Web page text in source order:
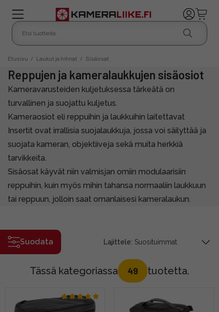
Etusivu / Laukut ja hihnat / Sisäosat
Reppujen ja kameralaukkujen sisäosiot
Kameravarusteiden kuljetuksessa tärkeätä on
turvallinen ja suojattu kuljetus.
Kameraosiot eli reppuihin ja laukkuihin laitettavat
Insertit ovat irrallisia suojalaukkuja, jossa voi säilyttää ja
suojata kameran, objektiiveja sekä muita herkkiä
tarvikkeita.
Sisäosat käyvät niin valmisjan omiin modulaarisiin
reppuihin, kuin myös mihin tahansa normaaliin laukkuun
tai reppuun, jolloin saat omanlaisesi kameralaukun.
Suodata Lajittele:
Tässä kategoriassa 49 tuotetta.